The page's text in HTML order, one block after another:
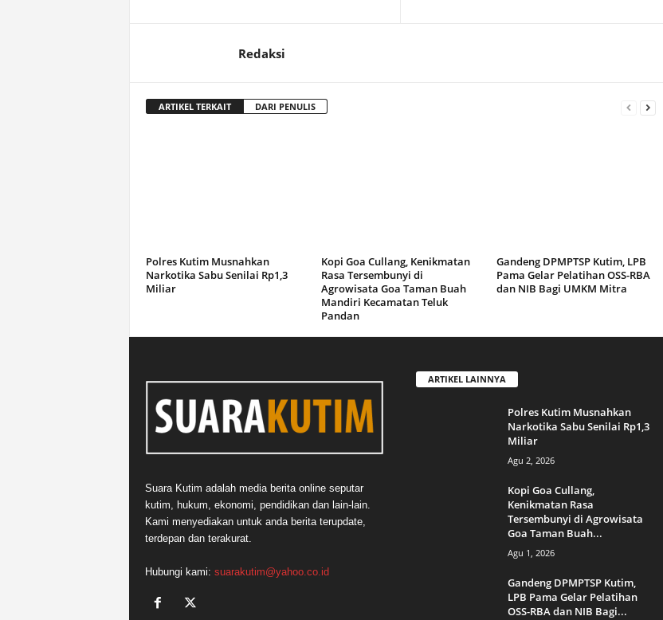
Redaksi
ARTIKEL TERKAIT DARI PENULIS
Polres Kutim Musnahkan
Narkotika Sabu Senilai Rp1,3
Miliar
Kopi Goa Cullang, Kenikmatan
Rasa Tersembunyi di
Agrowisata Goa Taman Buah
Mandiri Kecamatan Teluk
Pandan
Gandeng DPMPTSP Kutim, LPB
Pama Gelar Pelatihan OSS-RBA
dan NIB Bagi UMKM Mitra
Suara Kutim adalah media berita online seputar
kutim, hukum, ekonomi, pendidikan dan lain-lain.
Kami menyediakan untuk anda berita terupdate,
terdepan dan terakurat.
Hubungi kami: suarakutim@yahoo.co.id
ARTIKEL LAINNYA
Polres Kutim Musnahkan
Narkotika Sabu Senilai Rp1,3
Miliar
Agu 2, 2026
Kopi Goa Cullang,
Kenikmatan Rasa
Tersembunyi di Agrowisata
Goa Taman Buah...
Agu 1, 2026
Gandeng DPMPTSP Kutim,
LPB Pama Gelar Pelatihan
OSS-RBA dan NIB Bagi...